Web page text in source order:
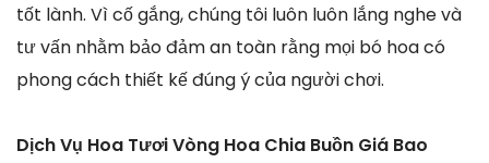
tốt lành. Vì cố gắng, chúng tôi luôn luôn lắng nghe và
tư vấn nhằm bảo đảm an toàn rằng mọi bó hoa có
phong cách thiết kế đúng ý của người chơi.
Dịch Vụ Hoa Tươi Vòng Hoa Chia Buồn Giá Bao